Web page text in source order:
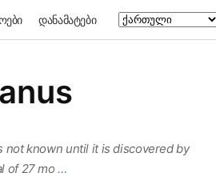
დანამატები
not known until it is discovered by
of 27 mo…